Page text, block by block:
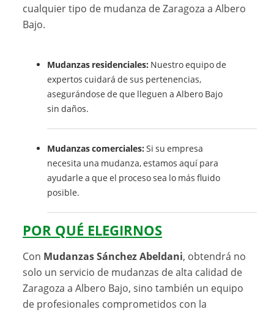
cualquier tipo de mudanza de Zaragoza a Albero
Bajo.
Mudanzas residenciales: Nuestro equipo de
expertos cuidará de sus pertenencias,
asegurándose de que lleguen a Albero Bajo
sin daños.
Mudanzas comerciales: Si su empresa
necesita una mudanza, estamos aquí para
ayudarle a que el proceso sea lo más fluido
posible.
POR QUÉ ELEGIRNOS
Con Mudanzas Sánchez Abeldani, obtendrá no
solo un servicio de mudanzas de alta calidad de
Zaragoza a Albero Bajo, sino también un equipo
de profesionales comprometidos con la